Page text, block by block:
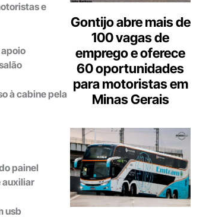
e
à cabine pela
painel
auxiliar
usb
Gontijo abre mais de
100 vagas de
emprego e oferece
60 oportunidades
para motoristas em
Minas Gerais